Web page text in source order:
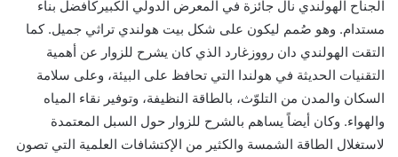
الجناح الهولندي نال جائزة في المعرض الدولي الكبيركأفضل بناء
مستدام. وهو صُمم ليكون على شكل بيت هولندي تراثي جميل. كما
التقت الهولندي دان رووزغارد الذي كان يشرح للزوار عن أهمية
التقنيات الحديثة في هولندا التي تحافظ على البيئة، وعلى سلامة
السكان والمدن من التلوّث، بالطاقة النظيفة، وتوفير نقاء المياه
والهواء. وكان أيضاً يساهم بالشرح للزوار حول السبل المعتمدة
لاستغلال الطاقة الشمسة والكثير من الإكتشافات العلمية التي تصون